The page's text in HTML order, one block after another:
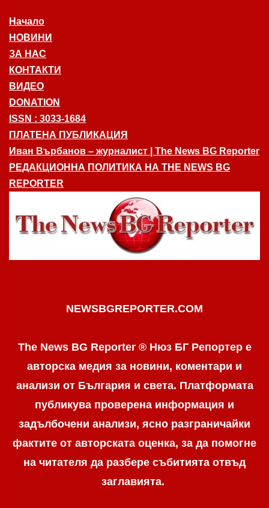
Начало
НОВИНИ
ЗА НАС
КОНТАКТИ
ВИДЕО
DONATION
ISSN : 3033-1684
ПЛАТЕНА ПУБЛИКАЦИЯ
Иван Върбанов – журналист | The News BG Reporter
РЕДАКЦИОННА ПОЛИТИКА НА THE NEWS BG
REPORTER
NEWSBGREPORTER.COM
The News BG Reporter ® Нюз БГ Репортер е
авторска медия за новини, коментари и
анализи от България и света. Платформата
публикува проверена информация и
задълбочени анализи, ясно разграничaйки
фактите от авторската оценка, за да помогне
на читателя да разбере събитията отвъд
заглавията.